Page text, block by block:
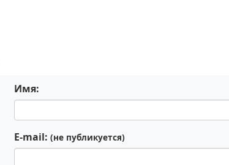
Имя:
E-mail: (не публикуется)